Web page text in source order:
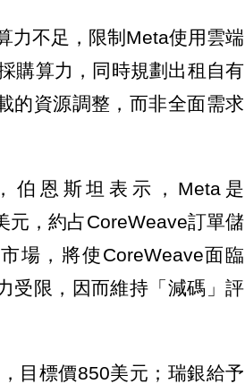
力不足，限制Meta使用雲端
購算力，同時規劃出租自有
的資源調整，而非全面需求
伯恩斯坦表示，Meta是
元，約占CoreWeave訂單儲
場，將使CoreWeave面臨
受限，因而維持「減碼」評
目標價850美元；瑞銀給予